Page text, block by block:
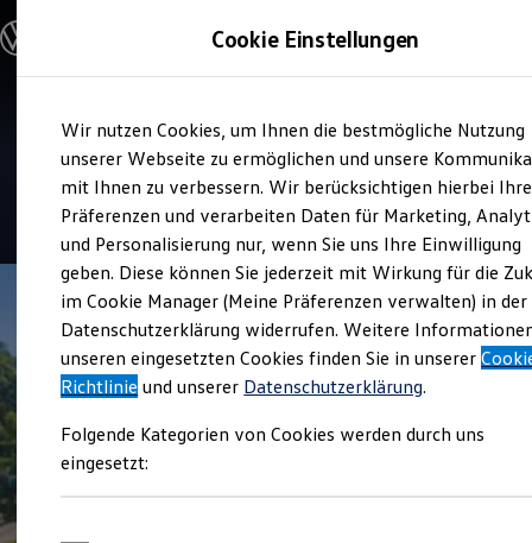
Hauptinhalt
springen
Footer
springen
Modelle und Konfigurator
Modelle vergleichen
Elektroautos
ENERGY Sondermodelle
Nutzfahrzeuge
SUV und CUV
Familienautos
Kombis
Kompaktwagen
Sportwagen
Schnell verfügbare Fahrzeuge
Angebote und Produkte
Aktuelle Angebote
E-Auto-Förderung
Volkswagen Marktplatz
Junge Gebrauchtwagen und Gebrauchtwagen
Volkswagen Zertifizierte Gebrauchtwagen
Zubehör- und Serviceangebote
Service
Autohaus Timpe
4.9| 77 Bewertungen
Cookie Einstellungen
Wir nutzen Cookies, um Ihnen die bestmögliche Nutzung
unserer Webseite zu ermöglichen und unsere
mit Ihnen zu verbessern. Wir berücksichtigen hierbei Ihre
Präferenzen und verarbeiten Daten für Marketing,
und Personalisierung nur, wenn Sie uns Ihre Einwilligung
geben. Diese können Sie jederzeit mit Wirkung für die
im Cookie Manager (Meine Präferenzen verwalten) in der
Datenschutzerklärung widerrufen. Weitere
unseren eingesetzten Cookies finden Sie in unserer
Richtlinie und unserer Datenschutzerklärung.
Folgende Kategorien von Cookies werden durch uns
eingesetzt: